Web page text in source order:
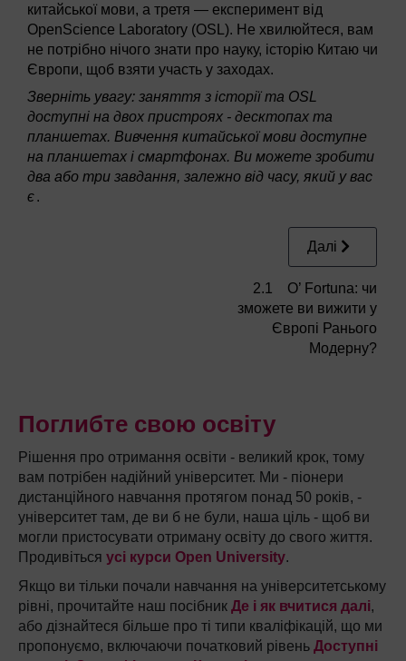
китайської мови, а третя — експеримент від
OpenScience Laboratory (OSL). Не хвилюйтеся, вам
не потрібно нічого знати про науку, історію Китаю чи
Європи, щоб взяти участь у заходах.
Зверніть увагу: заняття з історії та OSL
доступні на двох пристроях - десктопах та
планшетах. Вивчення китайської мови доступне
на планшетах і смартфонах. Ви можете зробити
два або три завдання, залежно від часу, який у вас
є.
Далі
2.1 O’ Fortuna: чи
зможете ви вижити у
Європі Ранього
Модерну?
Поглибте свою освіту
Рішення про отримання освіти - великий крок, тому
вам потрібен надійний університет. Ми - піонери
дистанційного навчання протягом понад 50 років, -
університет там, де ви б не були, наша ціль - щоб ви
могли пристосувати отриману освіту до свого життя.
Продивіться усі курси Open University.
Якщо ви тільки почали навчання на університетському
рівні, прочитайте наш посібник Де і як вчитися далі,
або дізнайтеся більше про ті типи кваліфікацій, що ми
пропонуємо, включаючи початковий рівень Доступні